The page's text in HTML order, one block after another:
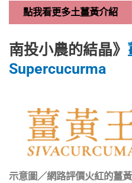
點我看更多土薑黃介紹
南投小農的結晶》
Supercucurma
示意圖／網路評價火紅的薑